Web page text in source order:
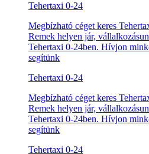
Tehertaxi 0-24
Megbízható céget keres
Remek helyen jár,
Tehertaxi 0-24ben. Hívjon
segítünk
Tehertaxi 0-24
Megbízható céget keres
Remek helyen jár,
Tehertaxi 0-24ben. Hívjon
segítünk
Tehertaxi 0-24